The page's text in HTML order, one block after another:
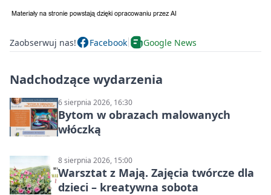
Zaobserwuj nas! Facebook Google News
Nadchodzące wydarzenia
6 sierpnia 2026, 16:30
Bytom w obrazach malowanych
włóczką
8 sierpnia 2026, 15:00
Warsztat z Mają. Zajęcia twórcze dla
dzieci – kreatywna sobota